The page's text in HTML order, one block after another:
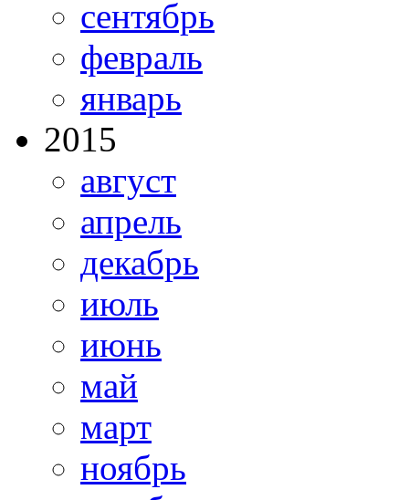
сентябрь
февраль
январь
2015
август
апрель
декабрь
июль
июнь
май
март
ноябрь